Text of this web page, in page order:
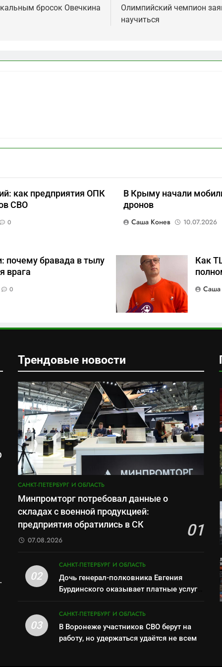
бросок Овечкина
Олимпийский чемпион
научиться
как предприятия ОПК
СВО
0
В Крыму начали
дронов
Саша Конев
10.07.2026
почему бравада в тылу
врага
0
Как
Саша
Трендовые новости
САНКТ-ПЕТЕРБУРГ И ОБЛАСТЬ
Минпромторг потребовал данные о
складах с военной продукцией:
предприятия обратились в СК
01
07.08.2026
02
САНКТ-ПЕТЕРБУРГ И ОБЛАСТЬ
Дочь генерал-полковника Евгения
Бурдинского оказывает платные услуги
бронирования
03
САНКТ-ПЕТЕРБУРГ И ОБЛАСТЬ
В Воронеже участников СВО берут на
работу, но удержаться удаётся не всем